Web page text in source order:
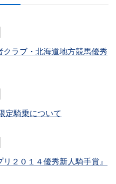
ラブ・北海道地方競馬優秀
定騎乗について
２０１４優秀新人騎手賞』